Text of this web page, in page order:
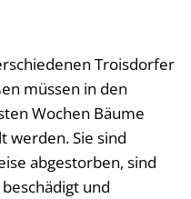
Troisdorfer
müssen in den
Wochen Bäume
werden. Sie sind
abgestorben, sind
und